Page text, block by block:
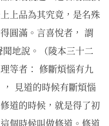
上品為其究竟，是名殊
圓滿。言喜悅者， 謂
地說。（陵本三十二
等者： 修斷煩惱有九
見道的時候有斷煩惱
道的時候，就是得了初
個時候叫做修道。修道